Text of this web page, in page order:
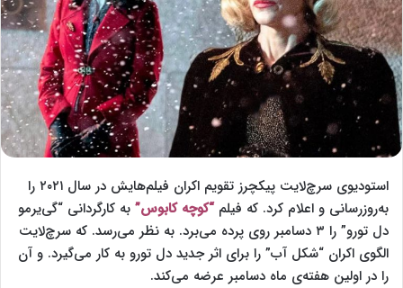
n
X
م
ی
ل
استودیوی سرچ‌لایت پیکچرز تقویم اکران فیلم‌هایش در سال ۲۰۲۱ را
به‌روزرسانی و اعلام کرد. که فیلم“کوچه کابوس” به کارگردانی “گی‌یرمو
دل تورو” را ۳ دسامبر روی پرده می‌برد. به نظر می‌رسد. که سرچ‌لایت
الگوی اکران “شکل آب” را برای اثر جدید دل تورو به کار می‌گیرد. و آن
را در اولین هفته‌ی ماه دسامبر عرضه می‌کند.